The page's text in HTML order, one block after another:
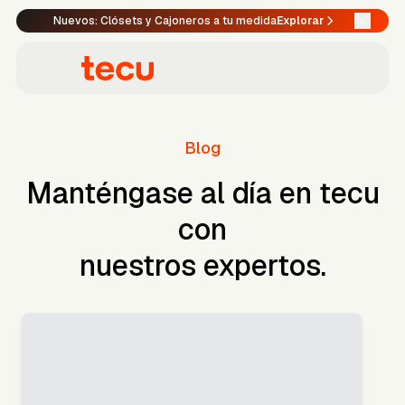
Nuevos: Clósets y Cajoneros a tu medidaExplorar
Blog
Manténgase al día en tecu
con
nuestros expertos.